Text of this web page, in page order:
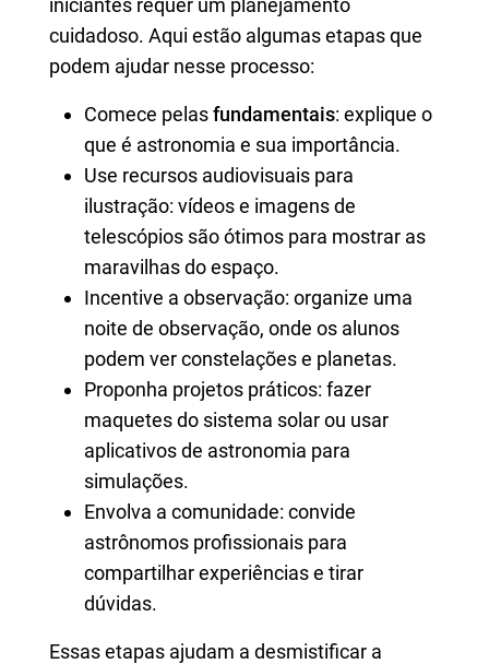
cuidadoso. Aqui estão algumas etapas que
podem ajudar nesse processo:
Comece pelasfundamentais: explique o
que é astronomia e sua importância.
Use recursos audiovisuais para
ilustração: vídeos e imagens de
telescópios são ótimos para mostrar as
maravilhas do espaço.
Incentive a observação: organize uma
noite de observação, onde os alunos
podem ver constelações e planetas.
Proponha projetos práticos: fazer
maquetes do sistema solar ou usar
aplicativos de astronomia para
simulações.
Envolva a comunidade: convide
astrônomos profissionais para
compartilhar experiências e tirar
dúvidas.
Essas etapas ajudam a desmistificar a